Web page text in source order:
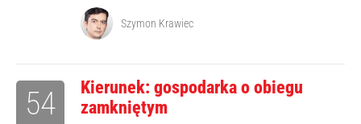
Szymon Krawiec
Kierunek: gospodarka o obiegu
zamkniętym
54